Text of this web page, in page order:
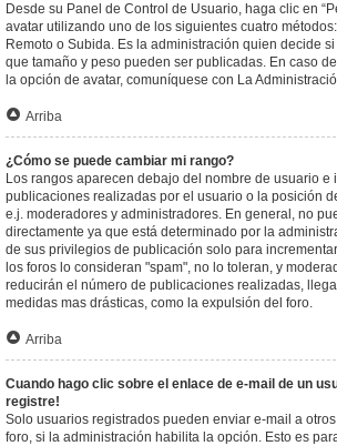
Desde su Panel de Control de Usuario, haga clic en
avatar utilizando uno de los siguientes cuatro
Remoto o Subida. Es la administración quien decide
que tamaño y peso pueden ser publicadas. En caso
la opción de avatar, comuníquese con La
Arriba
¿Cómo se puede cambiar mi rango?
Los rangos aparecen debajo del nombre de usuario e
publicaciones realizadas por el usuario o la posición
e.j. moderadores y administradores. En general, no
directamente ya que está determinado por la
de sus privilegios de publicación solo para
los foros lo consideran "spam", no lo toleran, y
reducirán el número de publicaciones realizadas,
medidas mas drásticas, como la expulsión del foro.
Arriba
Cuando hago clic sobre el enlace de e-mail de un
registre!
Solo usuarios registrados pueden enviar e-mail a
foro, si la administración habilita la opción. Esto es